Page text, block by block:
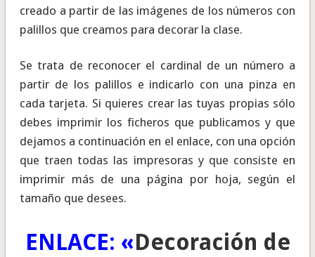
creado a partir de las imágenes de los números con
palillos que creamos para decorar la clase.
Se trata de reconocer el cardinal de un número a
partir de los palillos e indicarlo con una pinza en
cada tarjeta. Si quieres crear las tuyas propias sólo
debes imprimir los ficheros que publicamos y que
dejamos a continuación en el enlace, con una opción
que traen todas las impresoras y que consiste en
imprimir más de una página por hoja, según el
tamaño que desees.
ENLACE: «Decoración de